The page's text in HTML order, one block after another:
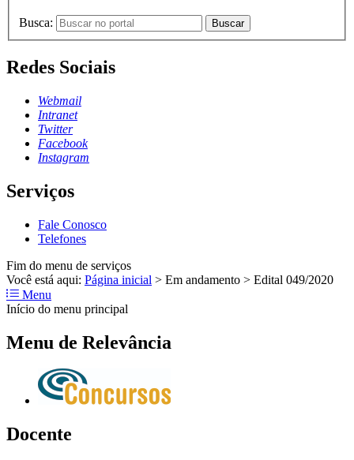
Busca: Buscar
Redes Sociais
Webmail
Intranet
Twitter
Facebook
Instagram
Serviços
Fale Conosco
Telefones
Fim do menu de serviços
Você está aqui: Página inicial > Em andamento > Edital 049/2020
Menu
Início do menu principal
Menu de Relevância
Docente